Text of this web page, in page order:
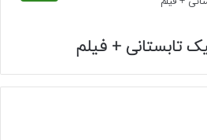
تابستانی + فیلم